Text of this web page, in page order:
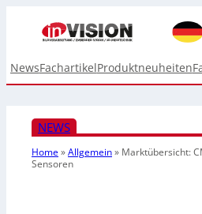
NewsFachartikelProduktneuheiten
NEWS
Home»Allgemein» Marktübersicht:
Sensoren